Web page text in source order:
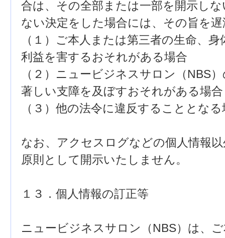
合は、その全部または一部を開示し
ない決定をした場合には、その旨を
（１）ご本人または第三者の生命、
利益を害するおそれがある場合
（２）ニュービジネスサロン（NBS
著しい支障を及ぼすおそれがある場合
（３）他の法令に違反することとなる
なお、アクセスログなどの個人情報
原則として開示いたしません。
１３．個人情報の訂正等
ニュービジネスサロン（NBS）は、